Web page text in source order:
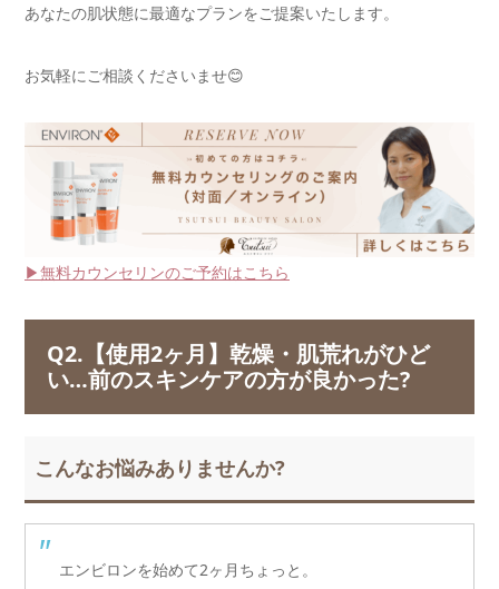
あなたの肌状態に最適なプランをご提案いたします。
お気軽にご相談くださいませ😊
▶無料カウンセリンのご予約はこちら
Q2.【使用2ヶ月】乾燥・肌荒れがひど
い…前のスキンケアの方が良かった?
こんなお悩みありませんか?
エンビロンを始めて2ヶ月ちょっと。